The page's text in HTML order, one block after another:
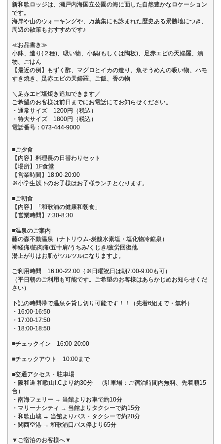
新和歌ロッジは、瀬戸内海国立公園の海に面した自然豊かなロケーション
です。
海岸や山のウォーキングや、万葉集にも詠まれた歴史ある景勝地につき、
周辺の散策もおすすめです♪
≪お品書き≫
小鉢、造り(２種)、吸い物、小鍋(もしくは陶板)、足赤エビの天婦羅、漬
物、ごはん
【最近の例】もずく酢、マグロとイカの造り、魚そうめんの吸い物、ハモ
すき焼き、足赤エビの天婦羅、ご飯、香の物
＼足赤エビ塩焼き追加できます／
ご希望のお客様は前日までにお電話にてお知らせください。
・通常サイズ 1200円（税込）
・特大サイズ 1800円（税込）
電話番号：073-444-9000
■ご夕食
【内容】料理長の日替わりセット
【場所】1F食堂
【営業時間】18:00-20:00
※小学生以下のお子様はお子様ランチとなります。
■ご朝食
【内容】「和歌浦の健康和朝食」
【営業時間】7:30-8:30
■温泉のご案内
藤の森不動温泉（ナトリウム-炭酸水素塩・塩化物冷鉱泉）
神経痛/筋肉痛/五十肩/うちみ/くじき/疲労回復他
湯上がりはお肌がツルツルになりますよ。
ご利用時間 16:00-22:00（※日曜祝日は朝7:00-9:00も可）
（平日朝のご利用も可能です。ご希望のお客様はあらかじめお知らせくだ
さい）
下記の時間帯で温泉を貸し切り可能です！！（先着6組まで・無料）
・16:00-16:50
・17:00-17:50
・18:00-18:50
■チェックイン 16:00-20:00
■チェックアウト 10:00まで
■交通アクセス・駐車場
・阪和道 和歌山I.Cより約30分 （駐車場：ご宿泊時間内無料、先着順15
台）
・南海フェリー → 当館よりお車で約10分
・マリーナシティ → 当館よりタクシーで約15分
・和歌山城 → 当館よりバス・タクシーで約20分
・関西空港 → 和歌浦口バス停より65分
▼ご宿泊のお客様へ▼